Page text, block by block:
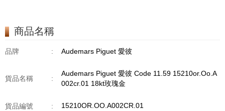
商品名稱
品牌 : Audemars Piguet 愛彼
貨品名稱 :
Audemars Piguet 愛彼 Code 11.59 15210or.Oo.A
002cr.01 18kt玫瑰金
貨品編號 : 15210OR.OO.A002CR.01